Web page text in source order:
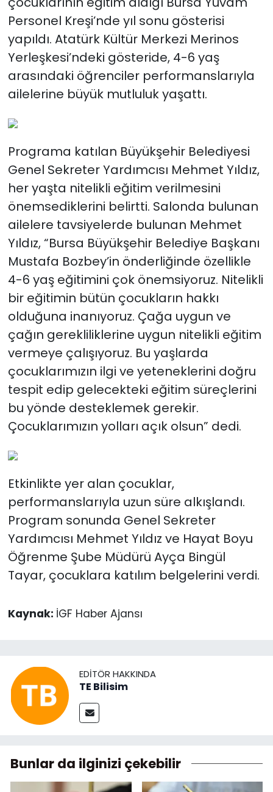
Personel Kreşi’nde yıl sonu gösterisi
yapıldı. Atatürk Kültür Merkezi Merinos
Yerleşkesi’ndeki gösteride, 4-6 yaş
arasındaki öğrenciler performanslarıyla
ailelerine büyük mutluluk yaşattı.
Programa katılan Büyükşehir Belediyesi
Genel Sekreter Yardımcısı Mehmet Yıldız,
her yaşta nitelikli eğitim verilmesini
önemsediklerini belirtti. Salonda bulunan
ailelere tavsiyelerde bulunan Mehmet
Yıldız, “Bursa Büyükşehir Belediye Başkanı
Mustafa Bozbey’in önderliğinde özellikle
4-6 yaş eğitimini çok önemsiyoruz. Nitelikli
bir eğitimin bütün çocukların hakkı
olduğuna inanıyoruz. Çağa uygun ve
çağın gerekliliklerine uygun nitelikli eğitim
vermeye çalışıyoruz. Bu yaşlarda
çocuklarımızın ilgi ve yeteneklerini doğru
tespit edip gelecekteki eğitim süreçlerini
bu yönde desteklemek gerekir.
Çocuklarımızın yolları açık olsun” dedi.
Etkinlikte yer alan çocuklar,
performanslarıyla uzun süre alkışlandı.
Program sonunda Genel Sekreter
Yardımcısı Mehmet Yıldız ve Hayat Boyu
Öğrenme Şube Müdürü Ayça Bingül
Tayar, çocuklara katılım belgelerini verdi.
Kaynak: İGF Haber Ajansı
EDITÖR HAKKINDA
TE Bilisim
Bunlar da ilginizi çekebilir